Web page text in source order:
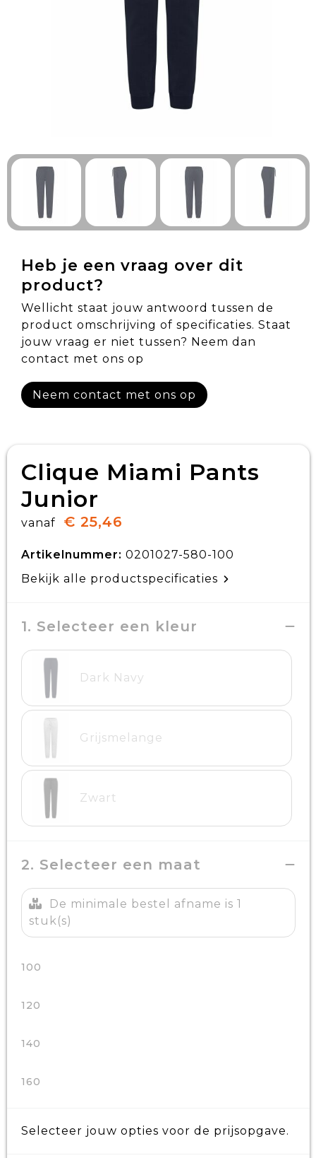
Technologie & Gadgets
Outdoor & Vrije tijd
Pennen & Schrijfwaren
Gezondheid & Welzijn
Eten & Drinken
Heb je een vraag over dit
product?
Wellicht staat jouw antwoord tussen de
product omschrijving of specificaties. Staat
jouw vraag er niet tussen? Neem dan
contact met ons op
Neem contact met ons op
Clique Miami Pants
Junior
vanaf € 25,46
Artikelnummer: 0201027-580-100
Bekijk alle productspecificaties
1. Selecteer een kleur
Dark Navy
Grijsmelange
Zwart
2. Selecteer een maat
De minimale bestel afname is 1
stuk(s)
100
120
140
160
Selecteer jouw opties voor de prijsopgave.